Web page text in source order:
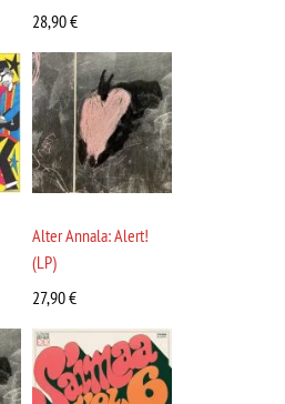
28,90€
Alter Annala: Alert!
(LP)
27,90€